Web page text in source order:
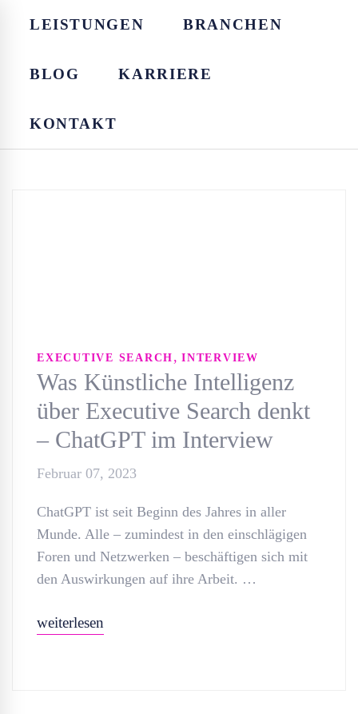
LEISTUNGEN BRANCHEN
BLOG KARRIERE
KONTAKT
EXECUTIVE SEARCH , INTERVIEW
Was Künstliche Intelligenz
über Executive Search denkt
– ChatGPT im Interview
Februar 07, 2023
ChatGPT ist seit Beginn des Jahres in aller
Munde. Alle – zumindest in den einschlägigen
Foren und Netzwerken – beschäftigen sich mit
den Auswirkungen auf ihre Arbeit. …
weiterlesen